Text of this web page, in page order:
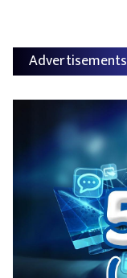
Advertisements